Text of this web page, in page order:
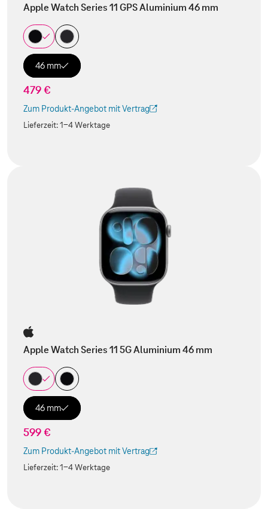
Apple Watch Series 11 GPS Aluminium 46 mm
46 mm
479 €
Zum Produkt-Angebot mit Vertrag
(Der Link wird in einem neuen Tab geöffnet)
Lieferzeit:1-4 Werktage
Apple Watch Series 11 5G Aluminium 46 mm
46 mm
599 €
Zum Produkt-Angebot mit Vertrag
(Der Link wird in einem neuen Tab geöffnet)
Lieferzeit:1-4 Werktage